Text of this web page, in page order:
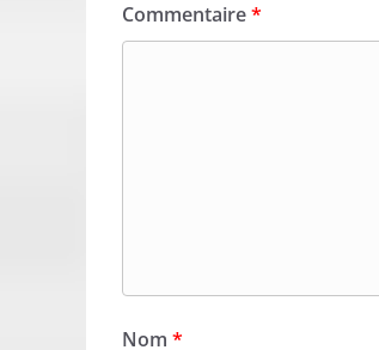
Commentaire*
Nom *